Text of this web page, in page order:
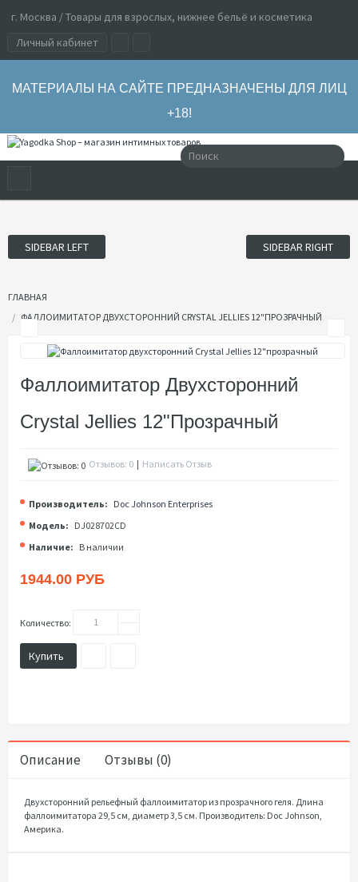
г. Москва / Товары для взрослых, нижнее бельё и косметика
Личный кабинет
МАТЕРИАЛЫ НА САЙТЕ ПРЕДНАЗНАЧЕНЫ ДЛЯ ЛИЦ
+18!
SIDEBAR LEFT SIDEBAR RIGHT
ГЛАВНАЯ
ФАЛЛОИМИТАТОР ДВУХСТОРОННИЙ CRYSTAL JELLIES 12"ПРОЗРАЧНЫЙ
Фаллоимитатор Двухсторонний
Crystal Jellies 12"прозрачный
Отзывов: 0 | Написать Отзыв
Производитель: Doc Johnson Enterprises
Модель: DJ028702CD
Наличие: В наличии
1944.00 РУБ
Количество:
Купить
Описание Отзывы (0)
Двухсторонний рельефный фаллоимитатор из прозрачного геля. Длина
фаллоимитатора 29,5 см, диаметр 3,5 см. Производитель: Doc Johnson,
Америка.